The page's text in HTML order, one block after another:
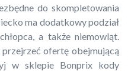
do skompletowania
ma dodatkowy podział
a także niemowląt.
ofertę obejmującą
w sklepie Bonprix kody